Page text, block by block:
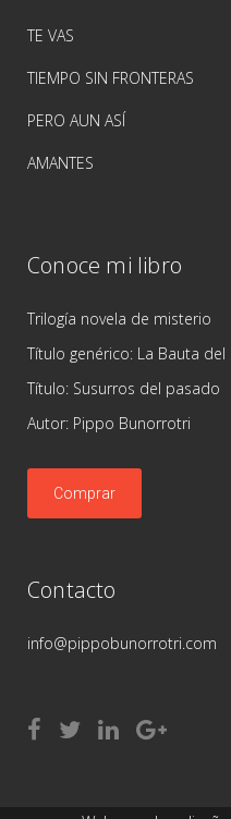
TE VAS
TIEMPO SIN FRONTERAS
PERO AUN ASÍ
AMANTES
Conoce mi libro
Trilogía novela de misterio
Título genérico: La Bauta del
Título: Susurros del pasado
Autor: Pippo Bunorrotri
Comprar
Contacto
info@pippobunorrotri.com